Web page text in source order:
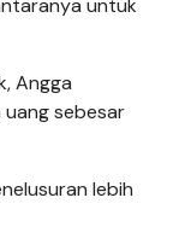
untuk
Angga
uang sebesar
lebih